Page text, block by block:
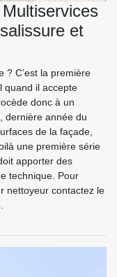
et
? C’est la première
quand il accepte
donc à un
dernière année du
de la façade,
une première série
apporter des
technique. Pour
nettoyeur contactez le